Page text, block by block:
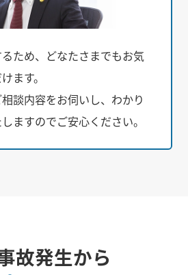
ため、どなたさまでもお気
ます。
談内容をお伺いし、わかり
ますのでご安心ください。
故発生から